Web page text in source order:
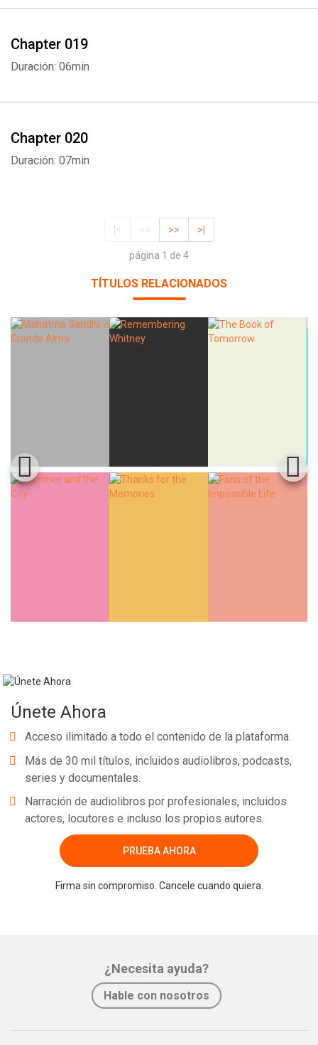
Chapter 019
Duración: 06min
Chapter 020
Duración: 07min
|< << >> >|
página 1 de 4
TÍTULOS RELACIONADOS
Únete Ahora
Acceso ilimitado a todo el contenido de la plataforma.
Más de 30 mil títulos, incluidos audiolibros, podcasts,
series y documentales.
Narración de audiolibros por profesionales, incluidos
actores, locutores e incluso los propios autores.
PRUEBA AHORA
Firma sin compromiso. Cancele cuando quiera.
¿Necesita ayuda?
Hable con nosotros